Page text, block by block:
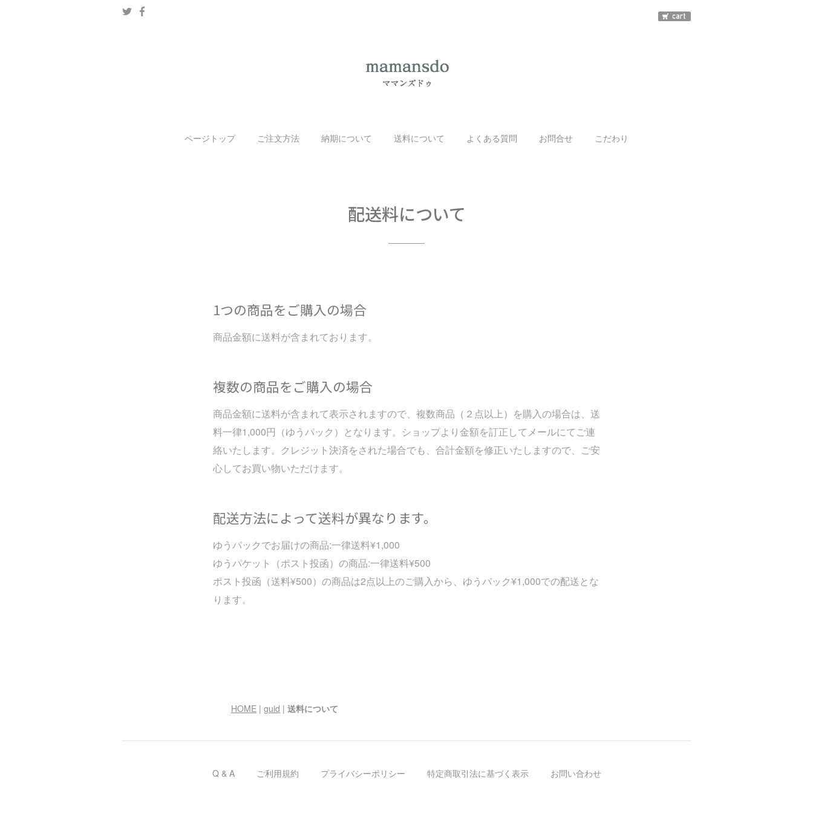
ページトップ ご注文方法 納期について 送料について よくある質問 お問合せ こだわり
配送料について
1つの商品をご購入の場合
商品金額に送料が含まれております。
複数の商品をご購入の場合
商品金額に送料が含まれて表示されますので、複数商品（２点以上）を購入の場合は、送
料一律1,000円（ゆうパック）となります。ショップより金額を訂正してメールにてご連
絡いたします。クレジット決済をされた場合でも、合計金額を修正いたしますので、ご安
心してお買い物いただけます。
配送方法によって送料が異なります。
ゆうパックでお届けの商品:一律送料¥1,000
ゆうパケット（ポスト投函）の商品:一律送料¥500
ポスト投函（送料¥500）の商品は2点以上のご購入から、ゆうパック¥1,000での配送とな
ります。
HOME | guid | 送料について
Q & A ご利用規約 プライバシーポリシー 特定商取引法に基づく表示 お問い合わせ